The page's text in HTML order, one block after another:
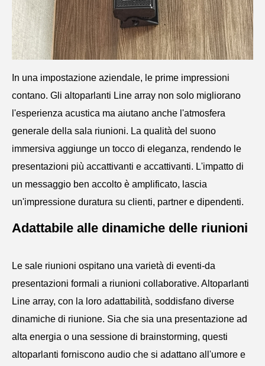
In una impostazione aziendale, le prime impressioni
contano. Gli altoparlanti Line array non solo migliorano
l'esperienza acustica ma aiutano anche l'atmosfera
generale della sala riunioni. La qualità del suono
immersiva aggiunge un tocco di eleganza, rendendo le
presentazioni più accattivanti e accattivanti. L'impatto di
un messaggio ben accolto è amplificato, lascia
un'impressione duratura su clienti, partner e dipendenti.
Adattabile alle dinamiche delle riunioni
Le sale riunioni ospitano una varietà di eventi-da
presentazioni formali a riunioni collaborative. Altoparlanti
Line array, con la loro adattabilità, soddisfano diverse
dinamiche di riunione. Sia che sia una presentazione ad
alta energia o una sessione di brainstorming, questi
altoparlanti forniscono audio che si adattano all'umore e